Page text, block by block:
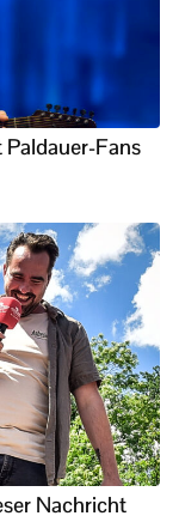
Paldauer-Fans
Nachricht